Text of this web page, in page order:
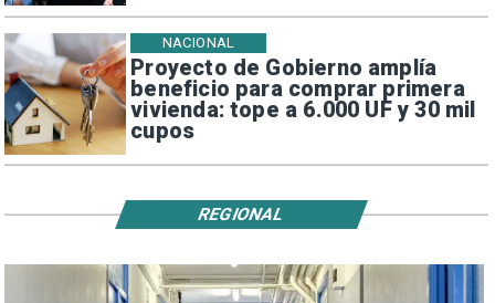
Proyecto de Gobierno amplía
beneficio para comprar primera
vivienda: tope a 6.000 UF y 30 mil
cupos
NACIONAL
REGIONAL